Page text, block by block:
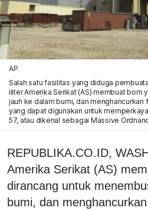
AP
Salah satu fasilitas yang diduga
iliter Amerika Serikat (AS) membuat bom
jauh ke dalam bumi, dan menghancurkan
yang dapat digunakan untuk
57, atau dikenal sebagai Massive
REPUBLIKA.CO.ID,
Amerika Serikat (AS)
dirancang untuk
bumi, dan